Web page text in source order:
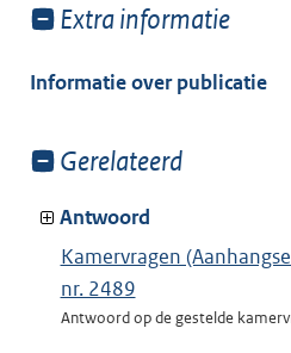
Toon
van:
Extra informatie
Informatie over publicatie
Toon
van:
Gerelateerd
Antwoord
Kamervragen
nr. 2489
Antwoord op de gestelde